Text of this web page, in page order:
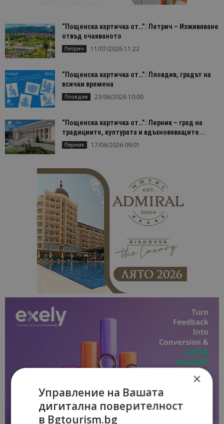
“Пощенска картичка от…”: Петрич – Изживяване
отвъд очакваното
Петрич 11/07/2026 11:22
“Пощенска картичка от…”: Пловдив, градът на
всички времена
Пловдив 23/06/2026 10:00
“Пощенска картичка от…”: Перник – град на
традициите, културата и вдъхновяващите...
Перник 17/06/2026 09:01
×
Управление на Вашата
дигитална поверителност
в Bgtourism.bg